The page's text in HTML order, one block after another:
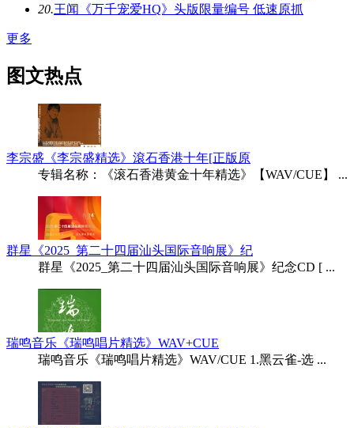
20.王闻《万千宠爱HQ》头版限量编号 低速原抓
更多
图文热点
李宗盛《李宗盛精选》滾石香港十年[正版原
专辑名称：《滚石香港黄金十年精选》【WAV/CUE】 ...
群星《2025_第二十四届汕头国际音响展》纪
群星《2025_第二十四届汕头国际音响展》纪念CD [ ...
瑞鸣音乐《瑞鸣唱片精选》WAV+CUE
瑞鸣音乐《瑞鸣唱片精选》WAV/CUE 1.黑云雀-选 ...